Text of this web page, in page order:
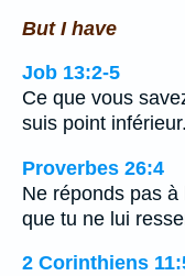
But I have
Job 13:2-5
Ce que vous
suis point
Proverbes 26:4
Ne réponds pas
que tu ne lui
2 Corinthiens